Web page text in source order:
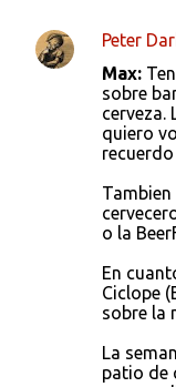
Peter
Max:
sobre
cerveza.
quiero
o la
En
Ciclope
sobre la
La
patio de